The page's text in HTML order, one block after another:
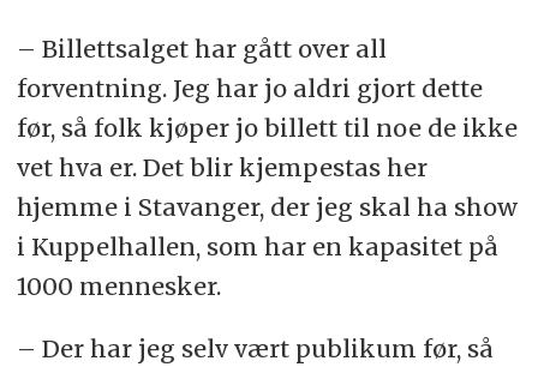
– Billettsalget har gått over all
forventning. Jeg har jo aldri gjort dette
før, så folk kjøper jo billett til noe de ikke
vet hva er. Det blir kjempestas her
hjemme i Stavanger, der jeg skal ha show
i Kuppelhallen, som har en kapasitet på
1000 mennesker.
– Der har jeg selv vært publikum før, så